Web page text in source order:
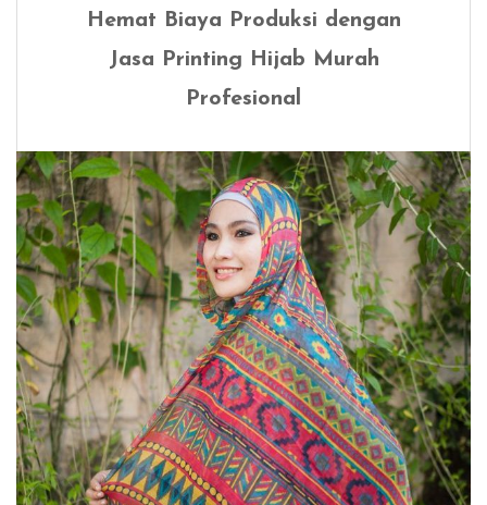
Hemat Biaya Produksi dengan
Jasa Printing Hijab Murah
Profesional